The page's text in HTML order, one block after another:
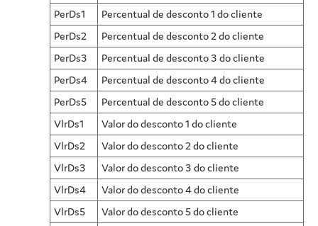
PerDs1
Percentual de desconto 1 do cliente
PerDs2
Percentual de desconto 2 do cliente
PerDs3
Percentual de desconto 3 do cliente
PerDs4
Percentual de desconto 4 do cliente
PerDs5
Percentual de desconto 5 do cliente
VlrDs1
Valor do desconto 1 do cliente
VlrDs2
Valor do desconto 2 do cliente
VlrDs3
Valor do desconto 3 do cliente
VlrDs4
Valor do desconto 4 do cliente
VlrDs5
Valor do desconto 5 do cliente